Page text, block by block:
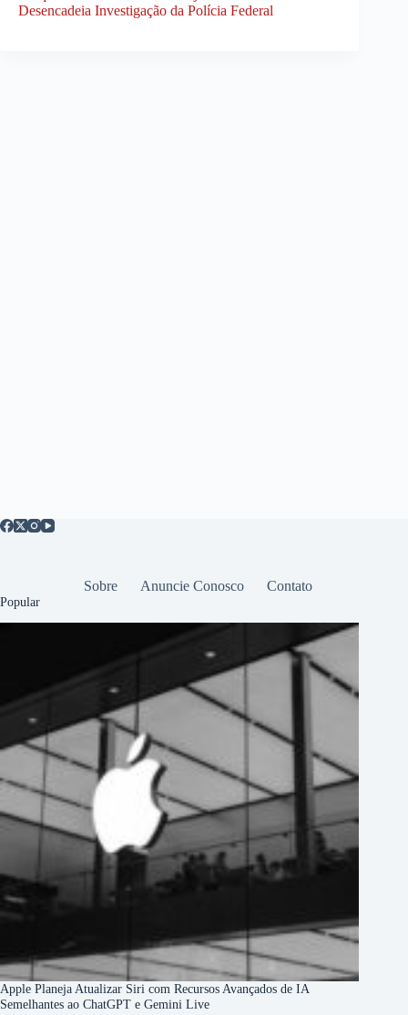
Desencadeia Investigação da Polícia Federal
Sobre Anuncie Conosco Contato
Popular
Apple Planeja Atualizar Siri com Recursos Avançados de IA
Semelhantes ao ChatGPT e Gemini Live